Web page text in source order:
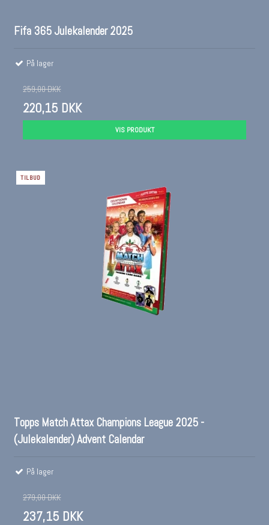
Fifa 365 Julekalender 2025
På lager
259,00 DKK
220,15 DKK
VIS PRODUKT
TILBUD
Topps Match Attax Champions League 2025 -
(Julekalender) Advent Calendar
På lager
279,00 DKK
237,15 DKK